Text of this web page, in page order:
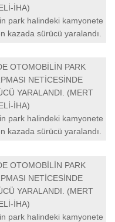
İHA)
park halindeki kamyonete
kazada sürücü yaralandı.
OTOMOBİLİN PARK
NETİCESİNDE
YARALANDI. (MERT
İHA)
park halindeki kamyonete
kazada sürücü yaralandı.
OTOMOBİLİN PARK
NETİCESİNDE
YARALANDI. (MERT
İHA)
park halindeki kamyonete